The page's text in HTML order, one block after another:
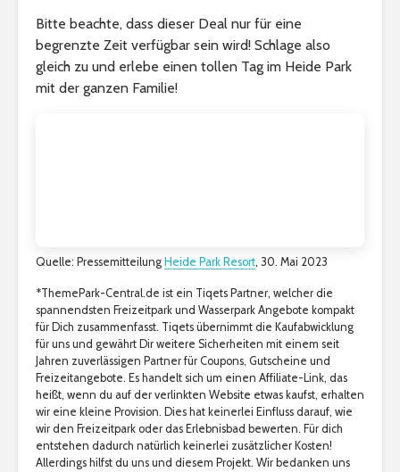
Bitte beachte, dass dieser Deal nur für eine
begrenzte Zeit verfügbar sein wird! Schlage also
gleich zu und erlebe einen tollen Tag im Heide Park
mit der ganzen Familie!
Quelle: Pressemitteilung Heide Park Resort, 30. Mai 2023
*ThemePark-Central.de ist ein Tiqets Partner, welcher die
spannendsten Freizeitpark und Wasserpark Angebote kompakt
für Dich zusammenfasst. Tiqets übernimmt die Kaufabwicklung
für uns und gewährt Dir weitere Sicherheiten mit einem seit
Jahren zuverlässigen Partner für Coupons, Gutscheine und
Freizeitangebote. Es handelt sich um einen Affiliate-Link, das
heißt, wenn du auf der verlinkten Website etwas kaufst, erhalten
wir eine kleine Provision. Dies hat keinerlei Einfluss darauf, wie
wir den Freizeitpark oder das Erlebnisbad bewerten. Für dich
entstehen dadurch natürlich keinerlei zusätzlicher Kosten!
Allerdings hilfst du uns und diesem Projekt. Wir bedanken uns